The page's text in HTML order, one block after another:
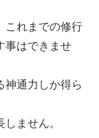
これまでの修行
事はできませ
通力しか得ら
ません。